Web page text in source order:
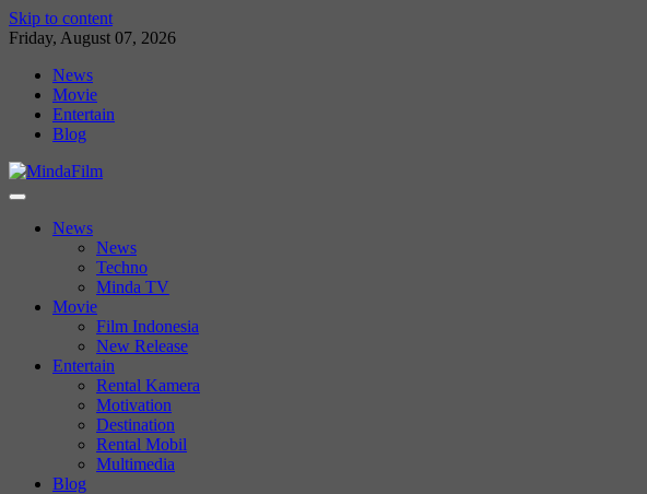
Skip to content
Friday, August 07, 2026
News
Movie
Entertain
Blog
News
News
Techno
Minda TV
Movie
Film Indonesia
New Release
Entertain
Rental Kamera
Motivation
Destination
Rental Mobil
Multimedia
Blog